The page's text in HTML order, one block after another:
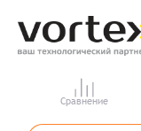
Сравнение